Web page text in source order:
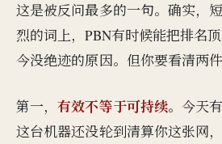
这是被反问最多的一句。确实，
烈的词上，PBN有时候能把排名
今没绝迹的原因。但你要看清两件
第一，有效不等于可持续。今天
这台机器还没轮到清算你这张网